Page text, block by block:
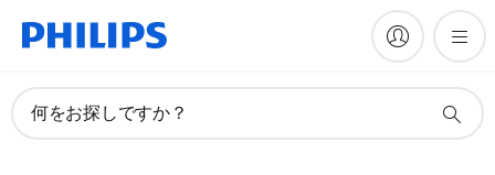
何をお探しですか？